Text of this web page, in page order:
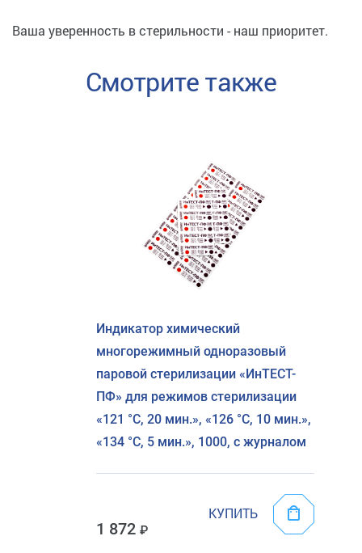
Ваша уверенность в стерильности - наш приоритет.
Смотрите также
Индикатор химический
многорежимный одноразовый
паровой стерилизации «ИнТЕСТ-
ПФ» для режимов стерилизации
«121 °C, 20 мин.», «126 °C, 10 мин.»,
«134 °C, 5 мин.», 1000, с журналом
1 872
КУПИТЬ